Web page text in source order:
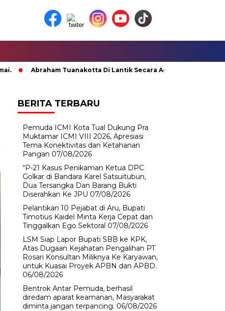
Abraham Tuanakotta Di Lantik Secara Adat; Pj Bupati Malteng
BERITA TERBARU
Pemuda ICMI Kota Tual Dukung Pra
Muktamar ICMI VIII 2026, Apresiasi
Tema Konektivitas dan Ketahanan
Pangan 07/08/2026
“P-21 Kasus Penikaman Ketua DPC
Golkar di Bandara Karel Satsuitubun,
Dua Tersangka Dan Barang Bukti
Diserahkan Ke JPU 07/08/2026
Pelantikan 10 Pejabat di Aru, Bupati
Timotius Kaidel Minta Kerja Cepat dan
Tinggalkan Ego Sektoral 07/08/2026
LSM Siap Lapor Bupati SBB ke KPK,
Atas Dugaan Kejahatan Pengalihan PT
Rosari Konsultan Miliknya Ke Karyawan,
untuk Kuasai Proyek APBN dan APBD.
06/08/2026
Bentrok Antar Pemuda, berhasil
diredam aparat keamanan, Masyarakat
diminta jangan terpancing. 06/08/2026